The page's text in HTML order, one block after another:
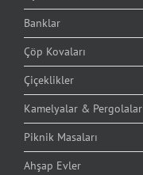
Banklar
Çöp Kovaları
Çiçeklikler
Kamelyalar & Pergolalar
Piknik Masaları
Ahşap Evler